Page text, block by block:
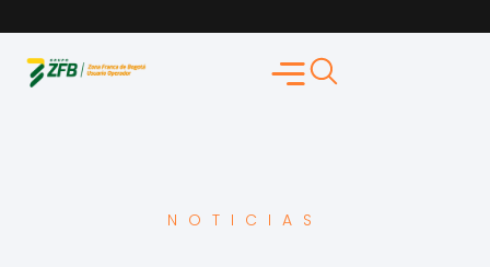
NOTICIAS